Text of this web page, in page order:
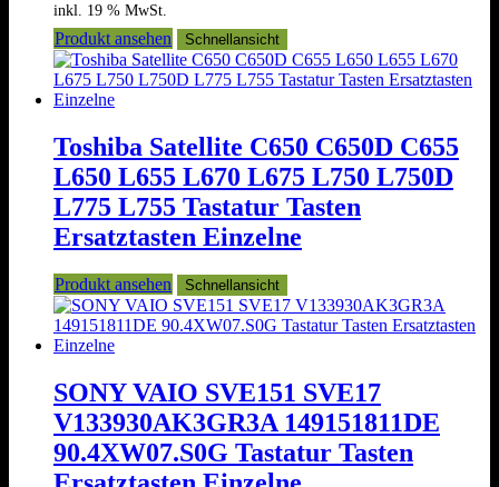
inkl. 19 % MwSt.
Produkt ansehen Schnellansicht
Toshiba Satellite C650 C650D C655
L650 L655 L670 L675 L750 L750D
L775 L755 Tastatur Tasten
Ersatztasten Einzelne
Produkt ansehen Schnellansicht
SONY VAIO SVE151 SVE17
V133930AK3GR3A 149151811DE
90.4XW07.S0G Tastatur Tasten